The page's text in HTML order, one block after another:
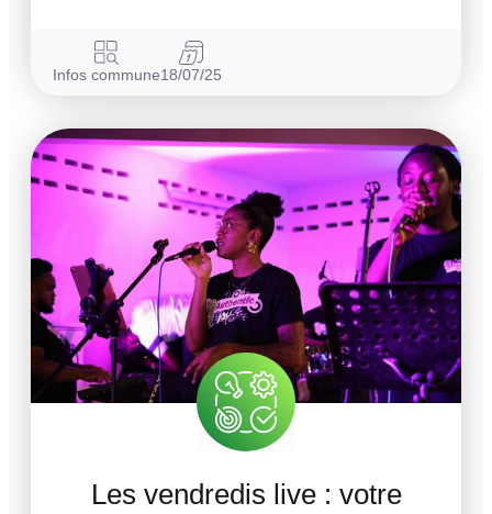
Infos commune18/07/25
Les vendredis live : votre